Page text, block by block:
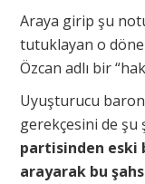
Araya girip şu
tutuklayan o
Özcan adlı bir
Uyuşturucu
gerekçesini de şu
partisinden
arayarak bu